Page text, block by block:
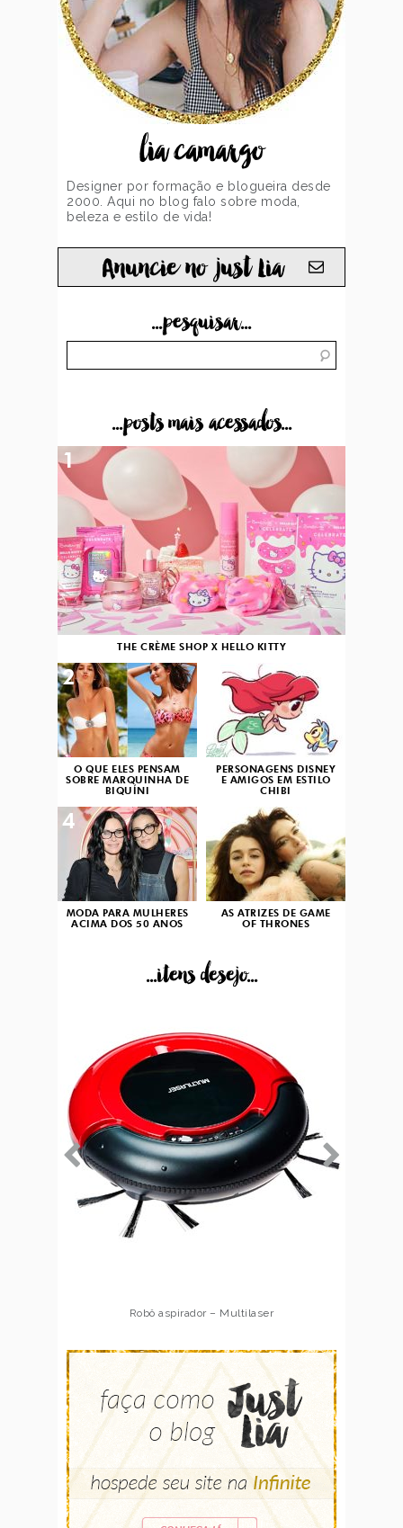
lia camargo
Designer por formação e blogueira desde
2000. Aqui no blog falo sobre moda,
beleza e estilo de vida!
Anuncie no just Lia
...pesquisar...
...posts mais acessados...
THE CRÈME SHOP X HELLO KITTY
1
O QUE ELES PENSAM
SOBRE MARQUINHA DE
BIQUÍNI
2
PERSONAGENS DISNEY
E AMIGOS EM ESTILO
CHIBI
3
MODA PARA MULHERES
ACIMA DOS 50 ANOS
4
AS ATRIZES DE GAME
OF THRONES
...itens desejo...
Robô aspirador – Multilaser